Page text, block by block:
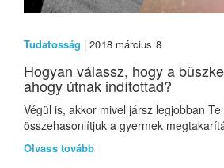
Tudatosság | 2018 március 8
Hogyan válassz, hogy a
ahogy útnak indítottad?
Végül is, akkor mivel jársz legjobban
összehasonlítjuk a gyermek
Olvass tovább